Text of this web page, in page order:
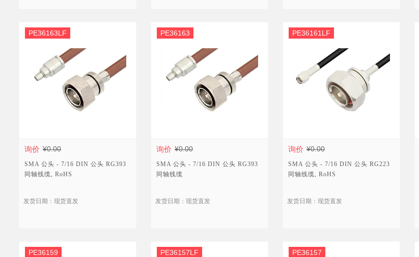
询价 ¥0.00
PE36163LF
SMA 公头 - 7/16 DIN 公头 RG393
同轴线缆, RoHS
发货日期：现货直发
询价 ¥0.00
PE36163
SMA 公头 - 7/16 DIN 公头 RG393
同轴线缆
发货日期：现货直发
询价 ¥0.00
PE36161LF
SMA 公头 - 7/16 DIN 公头 RG223
同轴线缆, RoHS
发货日期：现货直发
PE36159 PE36157LF PE36157